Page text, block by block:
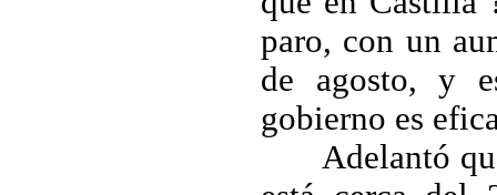
paro, con un
de agosto, y
gobierno es
Adelantó